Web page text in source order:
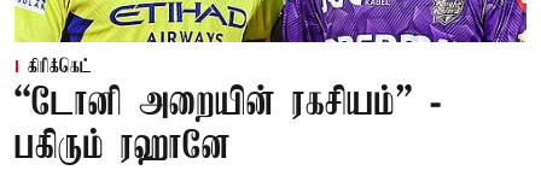
கிரிக்கெட்
“டோனி அறையின் ரகசியம்” -
பகிரும் ரஹானே